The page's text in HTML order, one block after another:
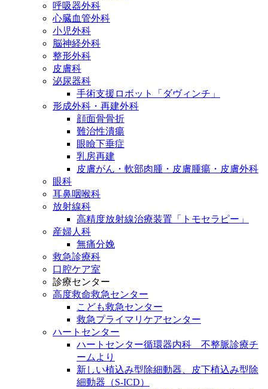
呼吸器外科
心臓血管外科
小児外科
脳神経外科
整形外科
皮膚科
泌尿器科
手術支援ロボット「ダヴィンチ」
形成外科・再建外科
顔面骨骨折
難治性潰瘍
眼瞼下垂症
乳房再建
皮膚がん・軟部肉腫・皮膚腫瘍・皮膚外科
眼科
耳鼻咽喉科
放射線科
高精度放射線治療装置「トモセラピー」
産婦人科
無痛分娩
救急診療科
口腔ケア室
診療センター
高度救命救急センター
こども救急センター
救急プライマリケアセンター
ハートセンター
ハートセンター循環器内科 不整脈診療チ
ームより
新しい植込み型除細動器、皮下植込み型除
細動器（S-ICD）